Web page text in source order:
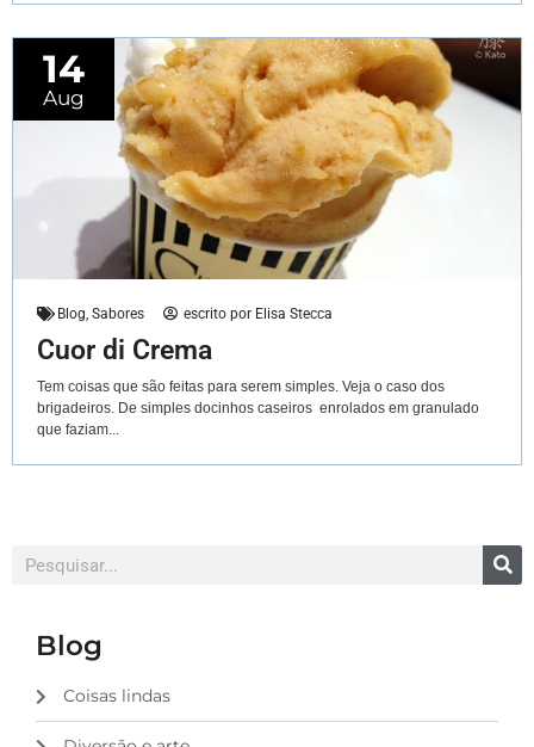
Blog Sabores escrito por Elisa Stecca
Cuor di Crema
Tem coisas que são feitas para serem simples. Veja o caso dos
brigadeiros. De simples docinhos caseiros enrolados em granulado
que faziam...
14
Aug
Blog
Coisas lindas